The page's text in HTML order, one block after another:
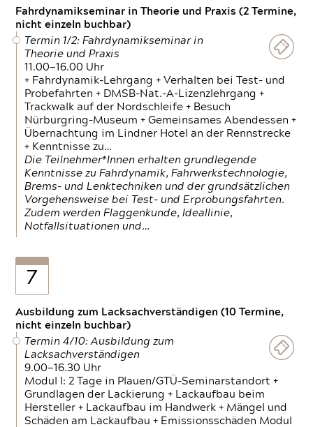
Fahrdynamikseminar in Theorie und Praxis (2 Termine,
nicht einzeln buchbar)
Termin 1/2: Fahrdynamikseminar in
Theorie und Praxis
11.00—16.00 Uhr
+ Fahrdynamik-Lehrgang + Verhalten bei Test- und
Probefahrten + DMSB-Nat.-A-Lizenzlehrgang +
Trackwalk auf der Nordschleife + Besuch
Nürburgring-Museum + Gemeinsames Abendessen +
Übernachtung im Lindner Hotel an der Rennstrecke
+ Kenntnisse zu…
Die Teilnehmer*Innen erhalten grundlegende
Kenntnisse zu Fahrdynamik, Fahrwerkstechnologie,
Brems- und Lenktechniken und der grundsätzlichen
Vorgehensweise bei Test- und Erprobungsfahrten.
Zudem werden Flaggenkunde, Ideallinie,
Notfallsituationen und…
7
Ausbildung zum Lacksachverständigen (10 Termine,
nicht einzeln buchbar)
Termin 4/10: Ausbildung zum
Lacksachverständigen
9.00—16.30 Uhr
Modul I: 2 Tage in Plauen/GTÜ-Seminarstandort +
Grundlagen der Lackierung + Lackaufbau beim
Hersteller + Lackaufbau im Handwerk + Mängel und
Schäden am Lackaufbau + Emissionsschäden Modul